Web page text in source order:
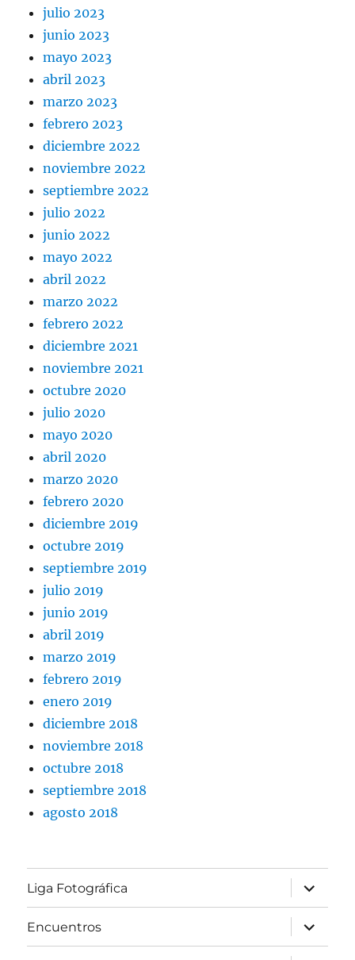
julio 2023
junio 2023
mayo 2023
abril 2023
marzo 2023
febrero 2023
diciembre 2022
noviembre 2022
septiembre 2022
julio 2022
junio 2022
mayo 2022
abril 2022
marzo 2022
febrero 2022
diciembre 2021
noviembre 2021
octubre 2020
julio 2020
mayo 2020
abril 2020
marzo 2020
febrero 2020
diciembre 2019
octubre 2019
septiembre 2019
julio 2019
junio 2019
abril 2019
marzo 2019
febrero 2019
enero 2019
diciembre 2018
noviembre 2018
octubre 2018
septiembre 2018
agosto 2018
Liga Fotográfica
expande
el
menú
inferior
Encuentros
expande
el
menú